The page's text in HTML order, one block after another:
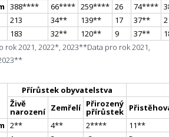
388**** 66**** 259**** 26 74****
213 34** 139** 17 37**
183 32** 120** 9 37**
rok 2021, 2022*, 2023**Data pro rok 2021,
Přírůstek obyvatelstva
Živě
narození Zemřelí Přirozený
přírůstek
2** 4** 2**** 11**